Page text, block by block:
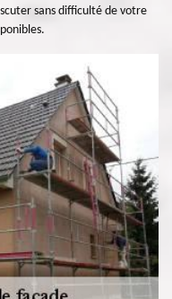
sans difficulté de votre